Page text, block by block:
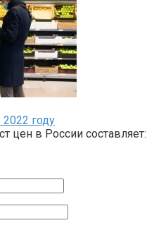
году
цен в России составляет: